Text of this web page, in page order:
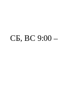
СБ, ВС 9:00 –